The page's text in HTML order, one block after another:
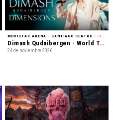
MOVISTAR ARENA - SANTIAGO CENTRO / CLASSICAL CROSSOVER
Dimash Qudaibergen - World Tour: Dimensions
24 de noviembre 2026